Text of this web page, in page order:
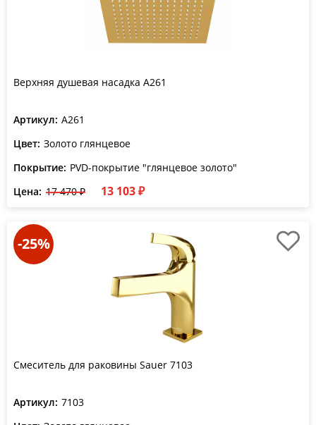
Верхняя душевая насадка A261
Артикул: A261
Цвет: Золото глянцевое
Покрытие: PVD-покрытие "глянцевое золото"
Цена: 17 470 ₽ 13 103 ₽
-25%
Смеситель для раковины Sauer 7103
Артикул: 7103